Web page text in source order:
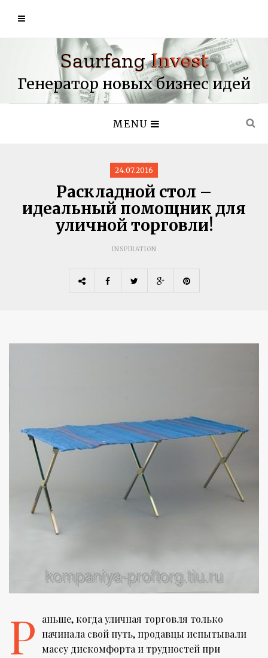
Генератор новых бизнес идей
MENU
24.07.2016
Раскладной стол –
идеальный помощник для
уличной торговли!
INSPIRATION
Р
аньше, когда уличная торговля только
начинала свой путь, продавцы испытывали
массу дискомфорта и трудностей при